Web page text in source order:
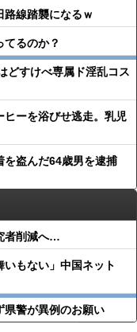
路線踏襲になるｗ
るのか？
どすけべ専属ド淫乱コス
ーを浴びせ逃走。乳児
を盗んだ64歳男を逮捕
者削減へ…
もない」中国ネット
県警が異例のお願い